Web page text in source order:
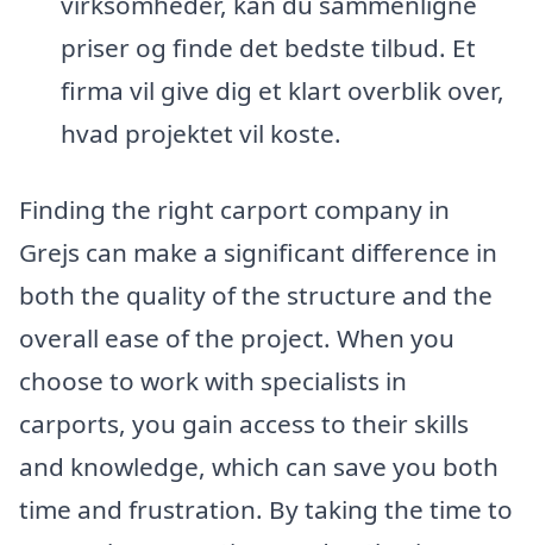
priser og finde det bedste tilbud. Et
firma vil give dig et klart overblik over,
hvad projektet vil koste.
Finding the right carport company in
Grejs can make a significant difference in
both the quality of the structure and the
overall ease of the project. When you
choose to work with specialists in
carports, you gain access to their skills
and knowledge, which can save you both
time and frustration. By taking the time to